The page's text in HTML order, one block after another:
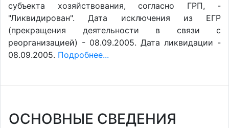
субъекта хозяйствования, согласно ГРП, -
"Ликвидирован". Дата исключения из ЕГР
(прекращения деятельности в связи с
реорганизацией) - 08.09.2005. Дата ликвидации -
08.09.2005. Подробнее...
ОСНОВНЫЕ СВЕДЕНИЯ